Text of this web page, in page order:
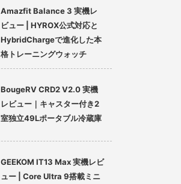
Amazfit Balance 3 実機レ
ビュー | HYROX公式対応と
HybridChargeで進化した本
格トレーニングウォッチ
BougeRV CRD2 V2.0 実機
レビュー｜キャスター付き2
室独立49Lポータブル冷蔵庫
GEEKOM IT13 Max 実機レビ
ュー | Core Ultra 9搭載ミニ